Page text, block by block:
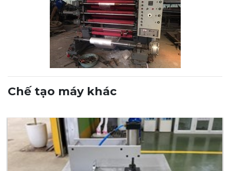
Chế tạo máy khác